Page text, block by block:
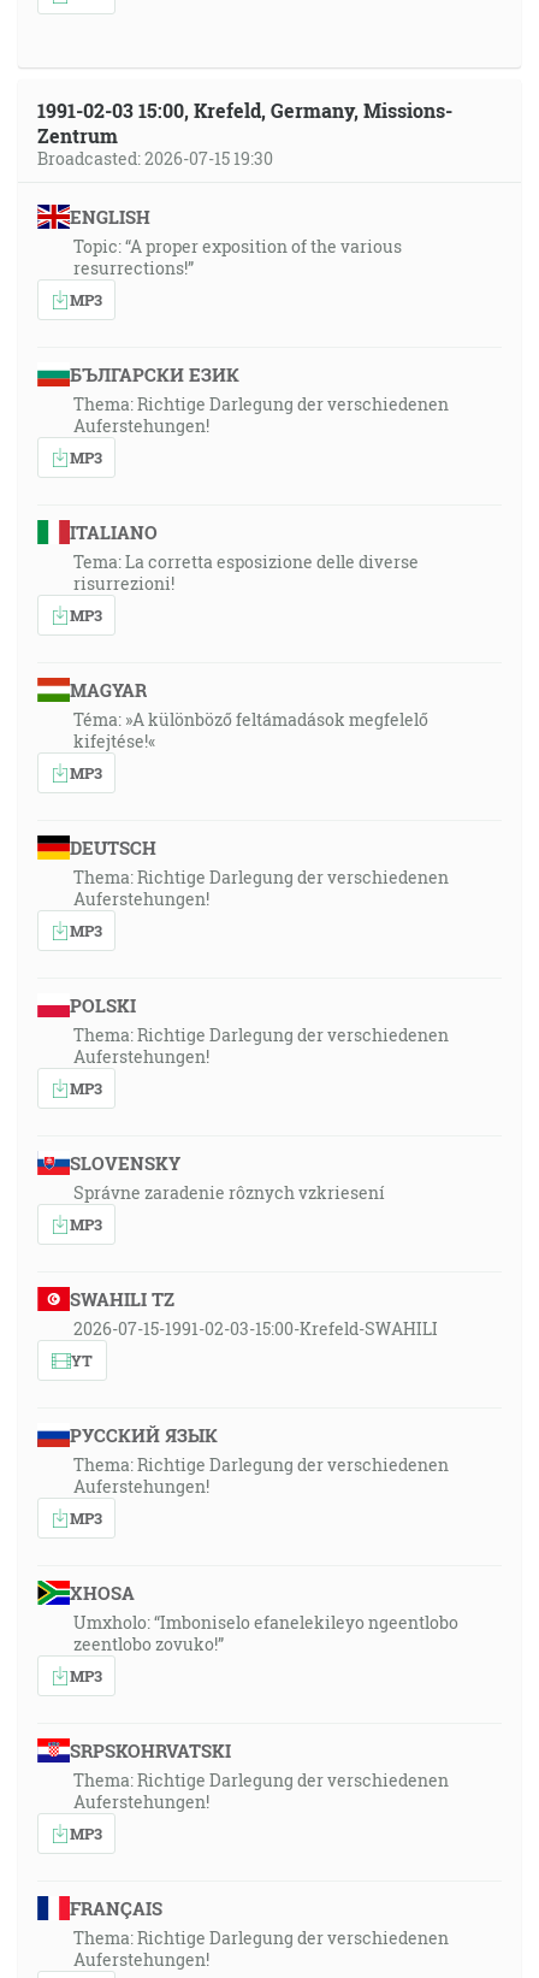
1991-02-03 15:00, Krefeld, Germany, Missions-
Zentrum
Broadcasted: 2026-07-15 19:30
ENGLISH
Topic: “A proper exposition of the various
resurrections!”
MP3
БЪЛГАРСКИ ЕЗИК
Thema: Richtige Darlegung der verschiedenen
Auferstehungen!
MP3
ITALIANO
Tema: La corretta esposizione delle diverse
risurrezioni!
MP3
MAGYAR
Téma: »A különböző feltámadások megfelelő
kifejtése!«
MP3
DEUTSCH
Thema: Richtige Darlegung der verschiedenen
Auferstehungen!
MP3
POLSKI
Thema: Richtige Darlegung der verschiedenen
Auferstehungen!
MP3
SLOVENSKY
Správne zaradenie rôznych vzkriesení
MP3
SWAHILI TZ
2026-07-15-1991-02-03-15:00-Krefeld-SWAHILI
YT
РУССКИЙ ЯЗЫК
Thema: Richtige Darlegung der verschiedenen
Auferstehungen!
MP3
XHOSA
Umxholo: “Imboniselo efanelekileyo ngeentlobo
zeentlobo zovuko!”
MP3
SRPSKOHRVATSKI
Thema: Richtige Darlegung der verschiedenen
Auferstehungen!
MP3
FRANÇAIS
Thema: Richtige Darlegung der verschiedenen
Auferstehungen!